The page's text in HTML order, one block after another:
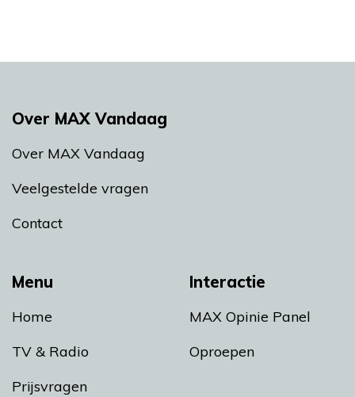
Menu
Home
TV & Radio
Prijsvragen
Interactie
MAX Opinie Panel
Oproepen
Over MAX Vandaag
Over MAX Vandaag
Veelgestelde vragen
Contact